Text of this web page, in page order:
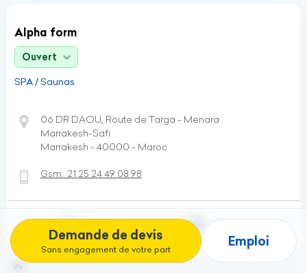
Demande de devis
Sans engagement de votre part
Emploi
Alpha form
Ouvert
SPA / Saunas
06 DR DAOU, Route de Targa - Menara
Marrakesh-Safi
Marrakesh - 40000 - Maroc
Gsm: 21 25 24 49 08 98
Fiche